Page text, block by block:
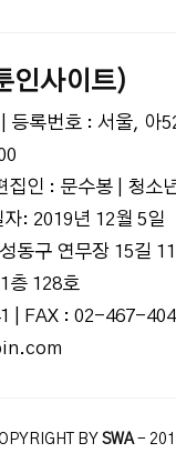
인사이트)
등록번호 : 서울, 아
집인 : 문수봉 | 청소
: 2019년 12월 5일
동구 연무장 15길
층 128호
| FAX : 02-467-
BY SWA-